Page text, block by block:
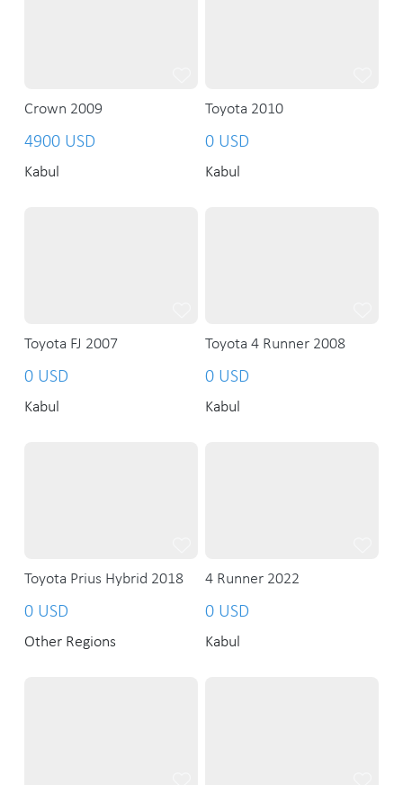
Crown 2009
4900 USD
Kabul
Toyota 2010
0 USD
Kabul
Toyota FJ 2007
0 USD
Kabul
Toyota 4 Runner 2008
0 USD
Kabul
Toyota Prius Hybrid 2018
0 USD
Other Regions
4 Runner 2022
0 USD
Kabul